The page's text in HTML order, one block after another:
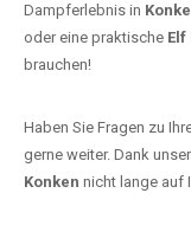
Dampferlebnis in
oder eine praktische Elf
brauchen!
Haben Sie Fragen zu
gerne weiter. Dank
Konken nicht lange auf